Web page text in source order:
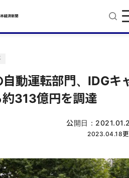
動運転部門、IDGキ
313億円を調達
公開日：
2023.04.18